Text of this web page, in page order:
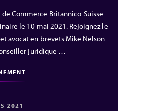
de Commerce Britannico-Suisse
le 10 mai 2021. Rejoignez le
avocat en brevets Mike Nelson
juridique …
2021